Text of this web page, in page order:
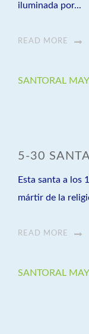
iluminada por...
READ MORE
SANTORAL
5-30
Esta santa a los
mártir de la
READ MORE
SANTORAL